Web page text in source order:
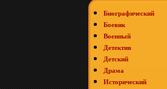
Биографический
Боевик
Военный
Детектив
Детский
Драма
Исторический